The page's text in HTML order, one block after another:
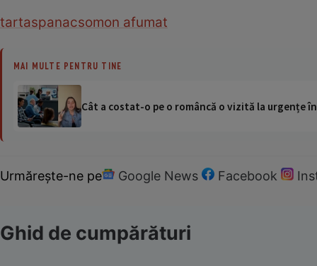
tartaspanacsomon afumat
MAI MULTE PENTRU TINE
Cât a costat-o pe o româncă o vizită la urgențe
Urmărește-ne pe Google News Facebook
Ghid de cumpărături